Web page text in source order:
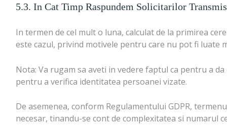
5.3. In Cat Timp Raspundem Solicitarilor
In termen de cel mult o luna, calculat de la primirea
este cazul, privind motivele pentru care nu pot fi luate
Nota: Va rugam sa aveti in vedere faptul ca pentru a
pentru a verifica identitatea persoanei vizate.
De asemenea, conform Regulamentului GDPR,
necesar, tinandu-se cont de complexitatea si numarul